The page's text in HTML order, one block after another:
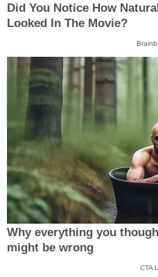
Did You Notice How
Looked In The Movie?
Why everything you
might be wrong
CTA